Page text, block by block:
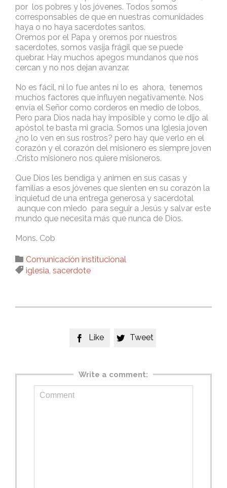
por los pobres y los jóvenes. Todos somos
corresponsables de que en nuestras comunidades
haya o no haya sacerdotes santos.
Oremos por el Papa y oremos por nuestros
sacerdotes, somos vasija frágil que se puede
quebrar. Hay muchos apegos mundanos que nos
cercan y no nos dejan avanzar.
No es fácil, ni lo fue antes ni lo es ahora, tenemos
muchos factores que influyen negativamente. Nos
envía el Señor como corderos en medio de lobos,
Pero para Dios nada hay imposible y como le dijo al
apóstol te basta mi gracia. Somos una Iglesia joven
¿no lo ven en sus rostros? pero hay que verlo en el
corazón y el corazón del misionero es siempre joven
.Cristo misionero nos quiere misioneros.
Que Dios les bendiga y animen en sus casas y
familias a esos jóvenes que sienten en su corazón la
inquietud de una entrega generosa y sacerdotal
aunque con miedo para seguir a Jesús y salvar este
mundo que necesita más que nunca de Dios.
Mons. Cob
 Category
Comunicación institucional
 Tags
iglesia, sacerdote
 Like  Tweet
Write a comment: